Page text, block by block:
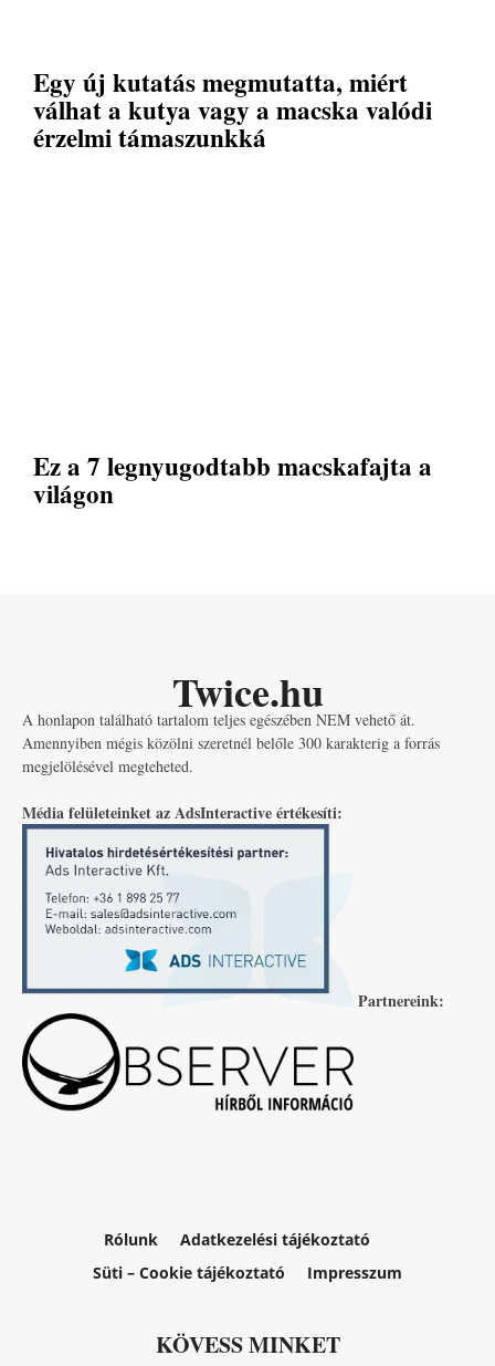
Egy új kutatás megmutatta, miért
válhat a kutya vagy a macska valódi
érzelmi támaszunkká
Ez a 7 legnyugodtabb macskafajta a
világon
Twice.hu
A honlapon található tartalom teljes egészében NEM vehető át.
Amennyiben mégis közölni szeretnél belőle 300 karakterig a forrás
megjelölésével megteheted.
Média felületeinket az AdsInteractive értékesíti:
Partnereink:
Rólunk
Adatkezelési tájékoztató
Süti – Cookie tájékoztató
Impresszum
KÖVESS MINKET